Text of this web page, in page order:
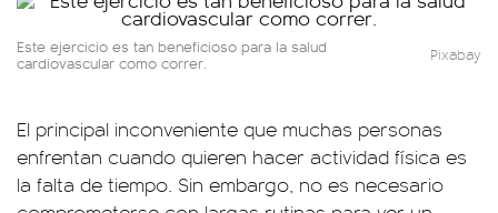
Este ejercicio es tan beneficioso para la salud
cardiovascular como correr. Pixabay
El principal inconveniente que muchas personas
enfrentan cuando quieren hacer actividad física es
la falta de tiempo. Sin embargo, no es necesario